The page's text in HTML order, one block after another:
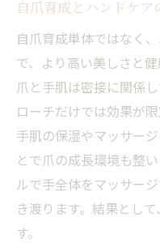
自爪育成とハンドケ
自爪育成単体ではなく
で、より高い美しさと
爪と手肌は密接に関係
ローチだけでは効果が
手肌の保湿やマッサー
とで爪の成長環境も整
ルで手全体をマッサー
き渡ります。結果とし
す。